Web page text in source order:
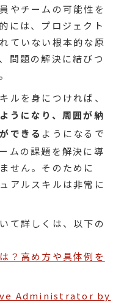
やチームの可能性を
には、プロジェクト
ていない根本的な原
問題の解決に結びつ
ルを身につければ、
うになり、周囲が納
できる ようになるで
ムの課題を解決に導
せん。そのために
アルスキルは非常に
て詳しくは、以下の
？高め方や具体例を
Administrator by